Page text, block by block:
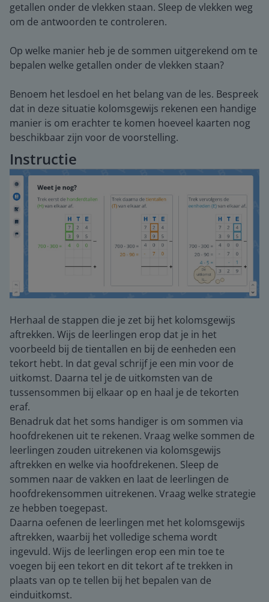
getallen onder de vlekken staan. Sleep de vlekken weg
om de antwoorden te controleren.
Op welke manier heb je de sommen uitgerekend om te
bepalen welke getallen onder de vlekken staan?
Benoem het lesdoel en het belang van de les. Bespreek
dat in deze situatie kolomsgewijs rekenen een handige
manier is om erachter te komen hoeveel kaarten nog
beschikbaar zijn voor de voorstelling.
Instructie
Herhaal de stappen die je zet bij het kolomsgewijs
aftrekken. Wijs de leerlingen erop dat je in het
voorbeeld bij de tientallen en bij de eenheden een
tekort hebt. In dat geval schrijf je een min voor de
uitkomst. Daarna tel je de uitkomsten van de
tussensommen bij elkaar op en haal je de tekorten
eraf.
Benadruk dat het soms handiger is om sommen via
hoofdrekenen uit te rekenen. Vraag welke sommen de
leerlingen zouden uitrekenen via kolomsgewijs
aftrekken en welke via hoofdrekenen. Sleep de
sommen naar de vakken en laat de leerlingen de
hoofdrekensommen uitrekenen. Vraag welke strategie
ze hebben toegepast.
Daarna oefenen de leerlingen met het kolomsgewijs
aftrekken, waarbij het volledige schema wordt
ingevuld. Wijs de leerlingen erop een min toe te
voegen bij een tekort en dit tekort af te trekken in
plaats van op te tellen bij het bepalen van de
einduitkomst.